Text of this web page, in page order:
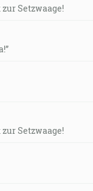
Setzwaage!
Setzwaage!